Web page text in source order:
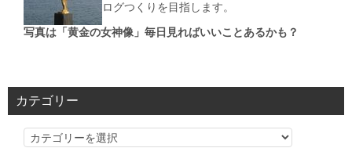
ログつくりを目指します。
写真は「黄金の女神像」毎日見ればいいことあるかも？
カテゴリー
カ